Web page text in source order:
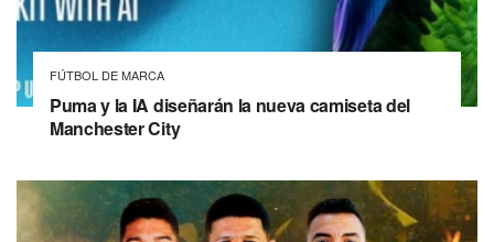
FÚTBOL DE MARCA
Puma y la IA diseñarán la nueva camiseta del
Manchester City